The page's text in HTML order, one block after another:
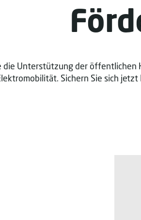
die Unterstützung der öffentlichen
Sichern Sie sich